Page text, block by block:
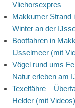
Vliehorsexpres
Makkumer Strand
Winter an der
Bootfahren in
IJsselmeer (mit
Vögel rund ums
Natur erleben am
Texelfähre –
Helder (mit Videos)